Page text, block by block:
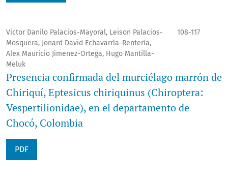
Victor Danilo Palacios-Mayoral, Leison Palacios-
Mosquera, Jonard David Echavarría-Rentería,
Alex Mauricio Jimenez-Ortega, Hugo Mantilla-
Meluk
108-117
Presencia confirmada del murciélago marrón de
Chiriquí, Eptesicus chiriquinus (Chiroptera:
Vespertilionidae), en el departamento de
Chocó, Colombia
PDF